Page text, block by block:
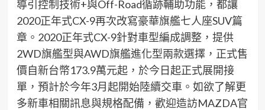
導引控制技術+與Off-Road循跡輔助功能，都讓
2020正年式CX-9再次改寫豪華旗艦七人座SUV篇
章。 2020正年式CX-9針對車型編成調整，提供
2WD旗艦型與AWD旗艦進化型兩款選擇， 正式售
價自新台幣173.9萬元起，於今日起正式展開接
單，預計於今年3月起開始陸續交車。 如欲了解更
多新車相關訊息與規格配備，歡迎造訪MAZDA官